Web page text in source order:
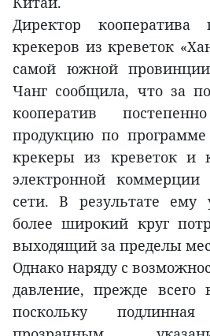
Директор кооператива
крекеров из креветок
самой южной
Чанг сообщила, что за
кооператив
продукцию по программе
крекеры из креветок и
электронной
сети. В результате ему
более широкий круг
выходящий за пределы
Однако наряду с
давление, прежде всего
поскольку